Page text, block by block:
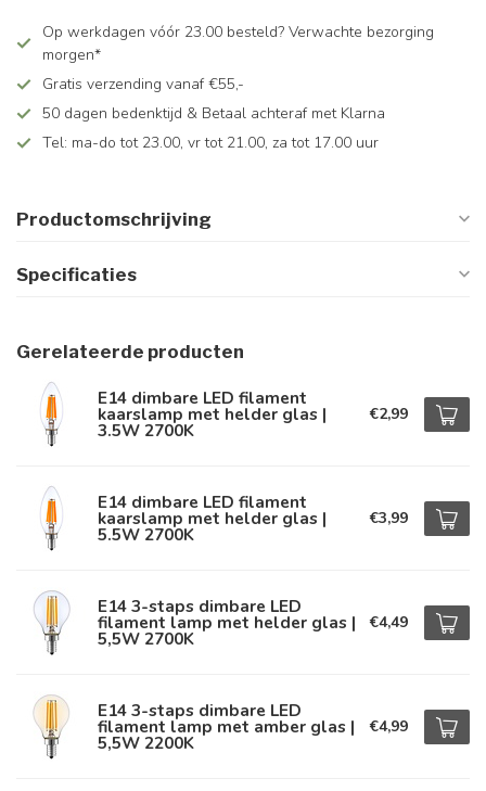
Op werkdagen vóór 23.00 besteld? Verwachte bezorging
morgen*
Gratis verzending vanaf €55,-
50 dagen bedenktijd & Betaal achteraf met Klarna
Tel: ma-do tot 23.00, vr tot 21.00, za tot 17.00 uur
Productomschrijving
Specificaties
Gerelateerde producten
E14 dimbare LED filament
kaarslamp met helder glas |
3.5W 2700K
€2,99
E14 dimbare LED filament
kaarslamp met helder glas |
5.5W 2700K
€3,99
E14 3-staps dimbare LED
filament lamp met helder glas |
5,5W 2700K
€4,49
E14 3-staps dimbare LED
filament lamp met amber glas |
5,5W 2200K
€4,99